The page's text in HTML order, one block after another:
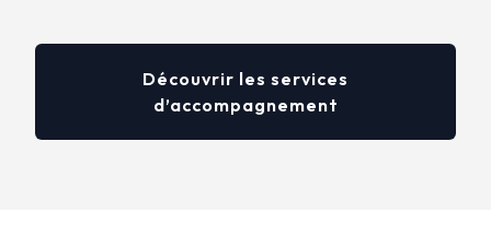
Découvrir les services
d’accompagnement